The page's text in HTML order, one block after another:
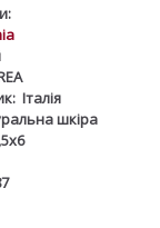
Італія
шкіра